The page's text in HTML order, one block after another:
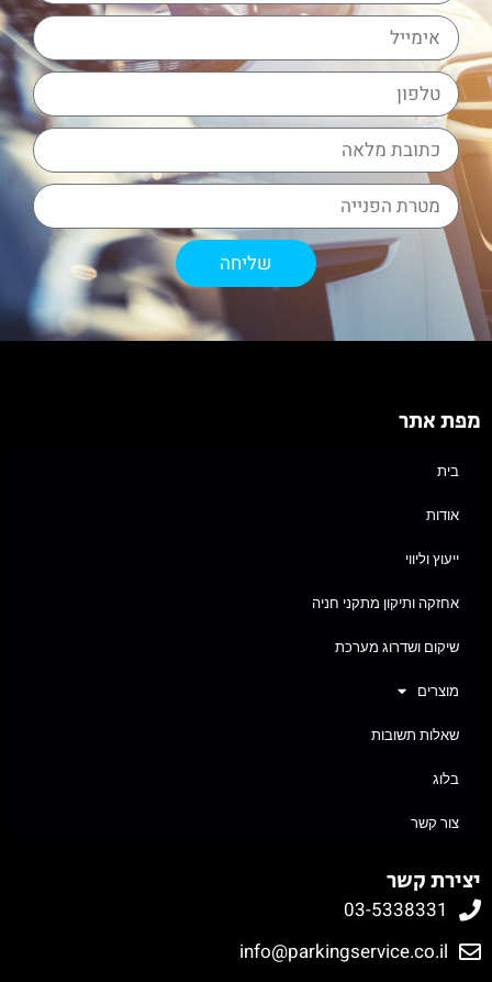
שליחה
מפת אתר
בית
אודות
ייעוץ וליווי
אחזקה ותיקון מתקני חניה
שיקום ושדרוג מערכת
מוצרים
שאלות תשובות
בלוג
צור קשר
יצירת קשר
03-5338331
info@parkingservice.co.il